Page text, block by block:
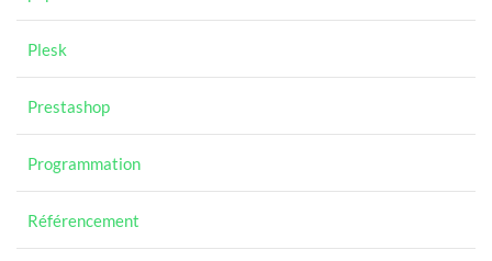
Plesk
Prestashop
Programmation
Référencement